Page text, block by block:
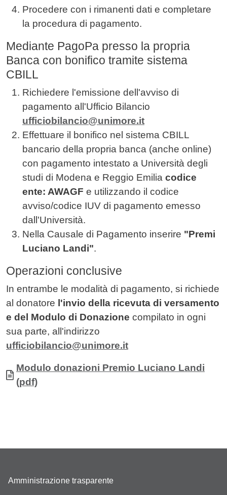
Procedere con i rimanenti dati e completare
la procedura di pagamento.
Mediante PagoPa presso la propria
Banca con bonifico tramite sistema
CBILL
Richiedere l'emissione dell'avviso di
pagamento all'Ufficio Bilancio
ufficiobilancio@unimore.it
Effettuare il bonifico nel sistema CBILL
bancario della propria banca (anche online)
con pagamento intestato a Università degli
studi di Modena e Reggio Emilia codice
ente: AWAGF e utilizzando il codice
avviso/codice IUV di pagamento emesso
dall'Università.
Nella Causale di Pagamento inserire "Premi
Luciano Landi".
Operazioni conclusive
In entrambe le modalità di pagamento, si richiede
al donatore l'invio della ricevuta di versamento
e del Modulo di Donazione compilato in ogni
sua parte, all'indirizzo
ufficiobilancio@unimore.it
Allegati
Documento
Modulo donazioni Premio Luciano Landi
(pdf)
Amministrazione trasparente